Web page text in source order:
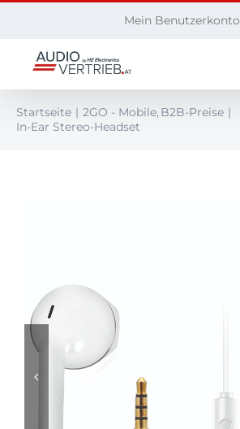
springen
Mein Benutzerkonto
Startseite 2GO - Mobile B2B-Preise
In-Ear Stereo-Headset